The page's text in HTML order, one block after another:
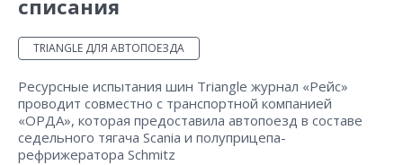
списания
TRIANGLE ДЛЯ АВТОПОЕЗДА
Ресурсные испытания шин Triangle журнал «Рейс»
проводит совместно с транспортной компанией
«ОРДА», которая предоставила автопоезд в составе
седельного тягача Scania и полуприцепа-
рефрижератора Schmitz